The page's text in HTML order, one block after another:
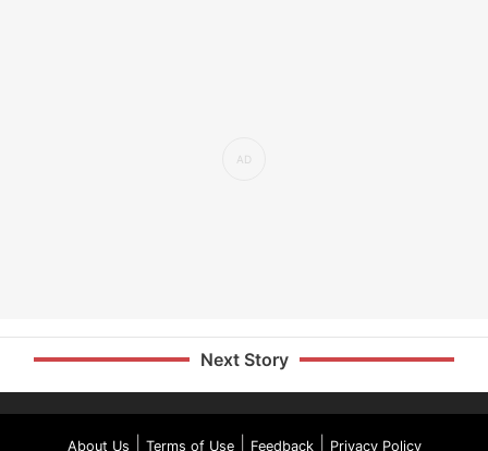
Next Story
About Us Terms of Use| Feedback| Privacy Policy